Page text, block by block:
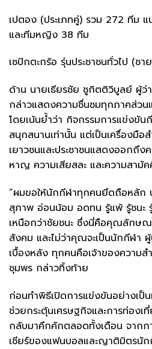
เปตอง (ประเภทคู่) รวม 272 ทีม
และทีมหญิง 38 ทีม
เซปักตะกร้อ รุ่นประชาชนทั่วไป (ช
ด้าน นายเธียรชัย ชูกิตติวิบูลย์ ผู้ว่
กล่าวแสดงความชื่นชมทุกภาคส่วน
โดยเน้นย้ำว่า กิจกรรมการแข่งขัน
สนุกสนานเท่านั้น แต่เป็นเครื่องมือ
เยาวชนและประชาชนแสดงออกถึง
หาญ ความเสียสละ และความสามั
“ผมขอให้นักกีฬาทุกคนยึดถือหลัก
สุภาพ อ่อนน้อม อดทน รู้แพ้ รู้ชนะ
เหนือกว่าชัยชนะ ซึ่งนี่คือคุณลักษ
สังคม และไม่ว่าคุณจะเป็นนักกีฬา
เบื้องหลัง ทุกคนคือเจ้าของความส
ชุมพร กล่าวทิ้งท้าย
ก่อนทำพิธีเปิดการแข่งขันอย่างเป็
ช่วยกระตุ้นเศรษฐกิจและการท่องเ
กลับมาคึกคักตลอดทั้งเดือน จากก
เชียร์ของแฟนบอลและญาติมิตรนั